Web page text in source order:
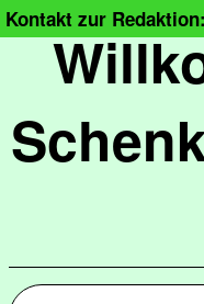
Kontakt zur